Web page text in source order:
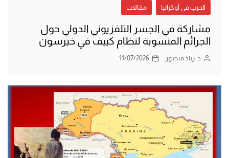
الحرب في أوكرانيا مقالات
مشاركة في الجسر التلفزيوني الدولي حول
الجرائم المنسوبة لنظام كييف في خيرسون
د. زياد منصور 11/07/2026